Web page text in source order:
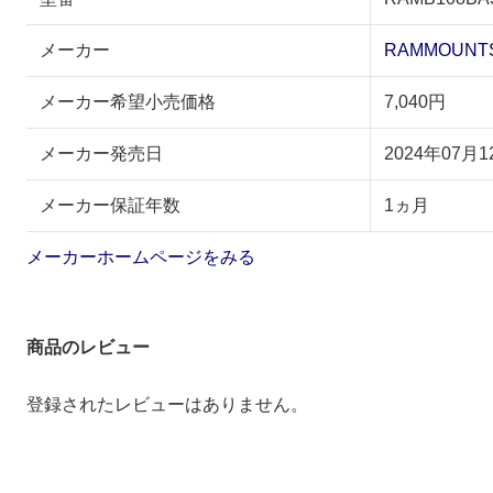
メーカー
メーカー希望小売価格 7,040円
メーカー発売日 2024年07月
メーカー保証年数 1ヵ月
メーカーホームページをみる
商品のレビュー
登録されたレビューはありません。